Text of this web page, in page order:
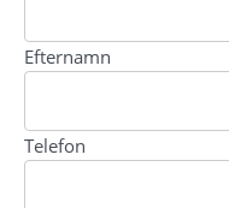
Efternamn
Telefon